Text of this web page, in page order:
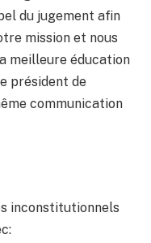
du jugement afin
mission et nous
meilleure éducation
président de
communication
inconstitutionnels